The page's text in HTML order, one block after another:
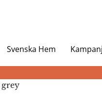
Svenska Hem
grey